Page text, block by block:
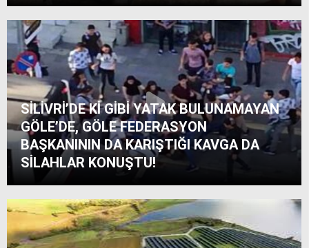
SİLİVRİ’DE Kİ GİBİ YATAK BULUNAMAYAN
GÖLE’DE, GÖLE FEDERASYON
BAŞKANININ DA KARIŞTIĞI KAVGA DA
SİLAHLAR KONUŞTU!